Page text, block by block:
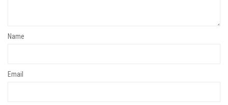
Name
Email